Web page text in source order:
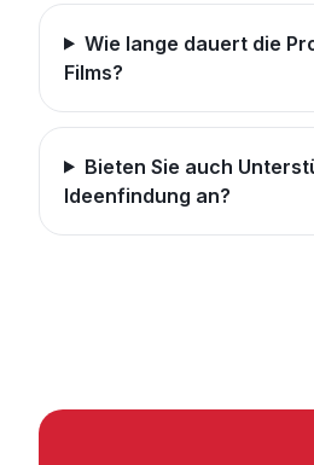
Wie lange dauert die
Films?
Bieten Sie auch
Ideenfindung an?